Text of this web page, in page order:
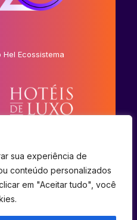
sua experiência de
conteúdo personalizados
em "Aceitar tudo", você
Ecossistema